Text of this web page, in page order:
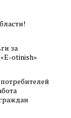
за
otinish»